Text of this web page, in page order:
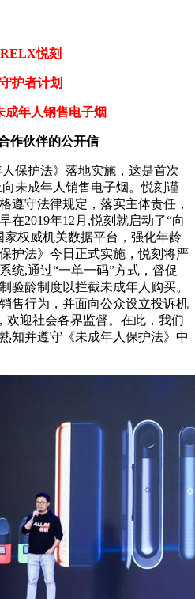
RELX悦刻
守护者计划
成年人钢售电子烟
作伙伴的公开信
保护法》落地实施，这是首次
未成年人销售电子烟。悦刻谨
遵守法律规定，落实主体责任，
在2019年12月,悦刻就启动了“向
权威机关数据平台，强化年龄
护法》今日正式实施，悦刻将严
统,通过“一单一码”方式，督促
验龄制度以拦截未成年人购买。
售行为，并面向公众设立投诉机
欢迎社会各界监督。在此，我们
知并遵守《未成年人保护法》中